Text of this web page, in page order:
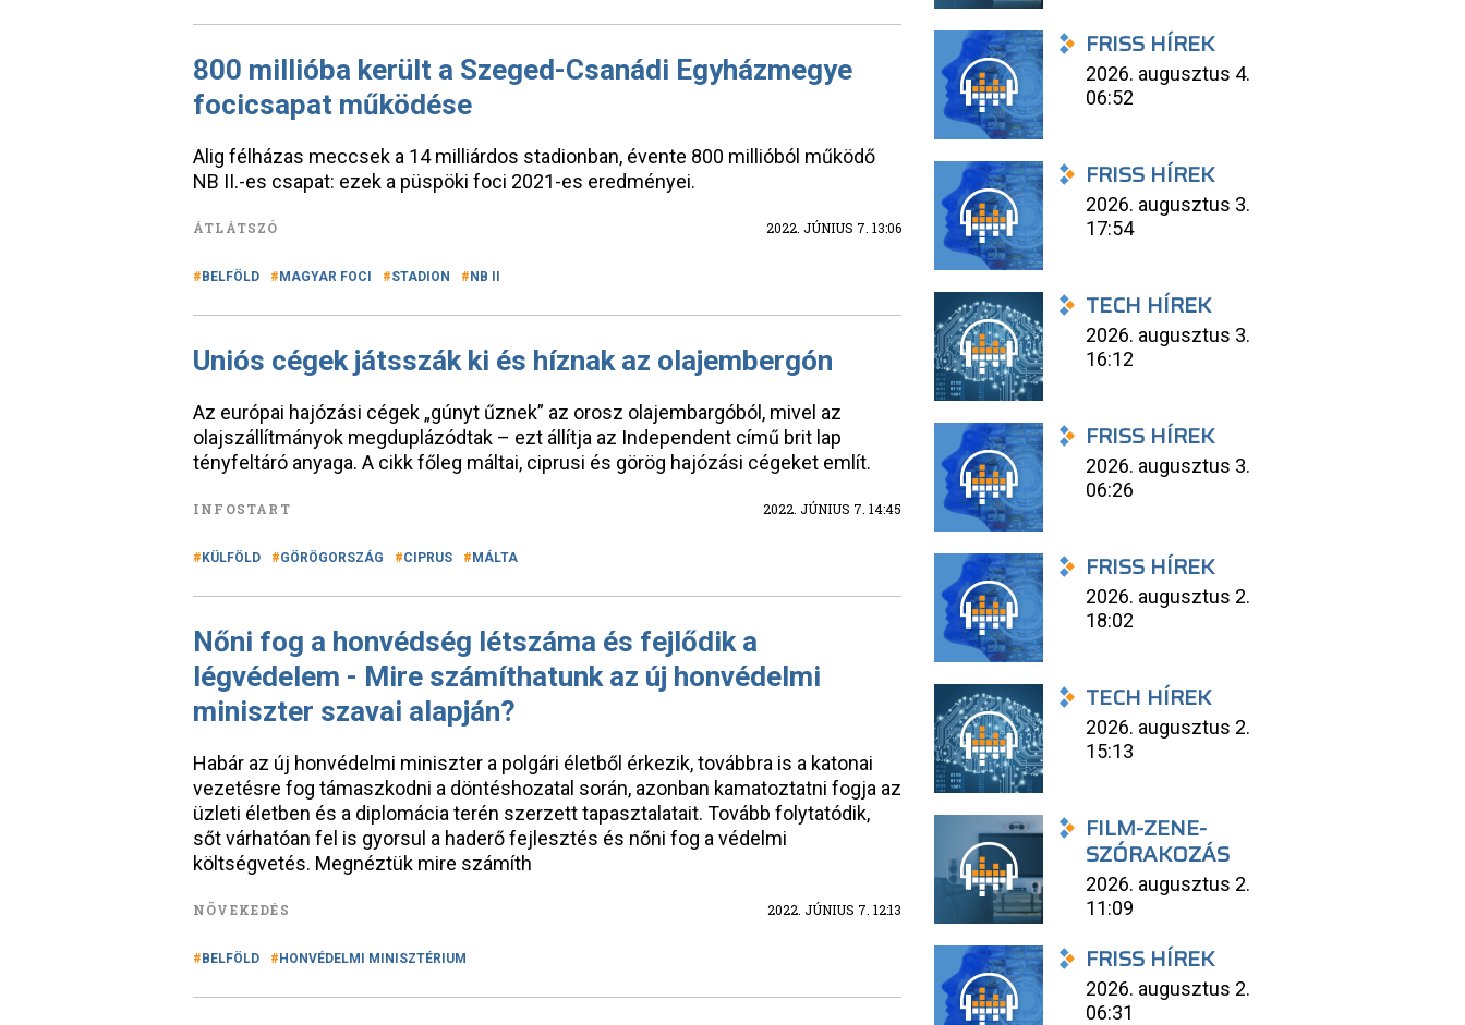
800 millióba került a Szeged-Csanádi Egyházmegye
focicsapat működése
Alig félházas meccsek a 14 milliárdos stadionban, évente 800 millióból működő
NB II.-es csapat: ezek a püspöki foci 2021-es eredményei.
ÁTLÁTSZÓ 2022. JÚNIUS 7. 13:06
BELFÖLD MAGYAR FOCI STADION NB II
Uniós cégek játsszák ki és híznak az olajembergón
Az európai hajózási cégek „gúnyt űznek” az orosz olajembargóból, mivel az
olajszállítmányok megduplázódtak – ezt állítja az Independent című brit lap
tényfeltáró anyaga. A cikk főleg máltai, ciprusi és görög hajózási cégeket említ.
INFOSTART 2022. JÚNIUS 7. 14:45
KÜLFÖLD GÖRÖGORSZÁG CIPRUS MÁLTA
Nőni fog a honvédség létszáma és fejlődik a
légvédelem - Mire számíthatunk az új honvédelmi
miniszter szavai alapján?
Habár az új honvédelmi miniszter a polgári életből érkezik, továbbra is a katonai
vezetésre fog támaszkodni a döntéshozatal során, azonban kamatoztatni fogja az
üzleti életben és a diplomácia terén szerzett tapasztalatait. Tovább folytatódik,
sőt várhatóan fel is gyorsul a haderő fejlesztés és nőni fog a védelmi
költségvetés. Megnéztük mire számíth
NÖVEKEDÉS 2022. JÚNIUS 7. 12:13
BELFÖLD HONVÉDELMI MINISZTÉRIUM
FRISS HÍREK
2026. augusztus 4.
06:52
FRISS HÍREK
2026. augusztus 3.
17:54
TECH HÍREK
2026. augusztus 3.
16:12
FRISS HÍREK
2026. augusztus 3.
06:26
FRISS HÍREK
2026. augusztus 2.
18:02
TECH HÍREK
2026. augusztus 2.
15:13
FILM-ZENE-
SZÓRAKOZÁS
2026. augusztus 2.
11:09
FRISS HÍREK
2026. augusztus 2.
06:31